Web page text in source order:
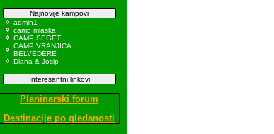
Najnovije kampovi
admin1
camp mlaska
CAMP SEGET
CAMP VRANJICA
BELVEDERE
Diana & Josip
Interesantni linkovi
Planinarski forum
Destinacije po gledanosti